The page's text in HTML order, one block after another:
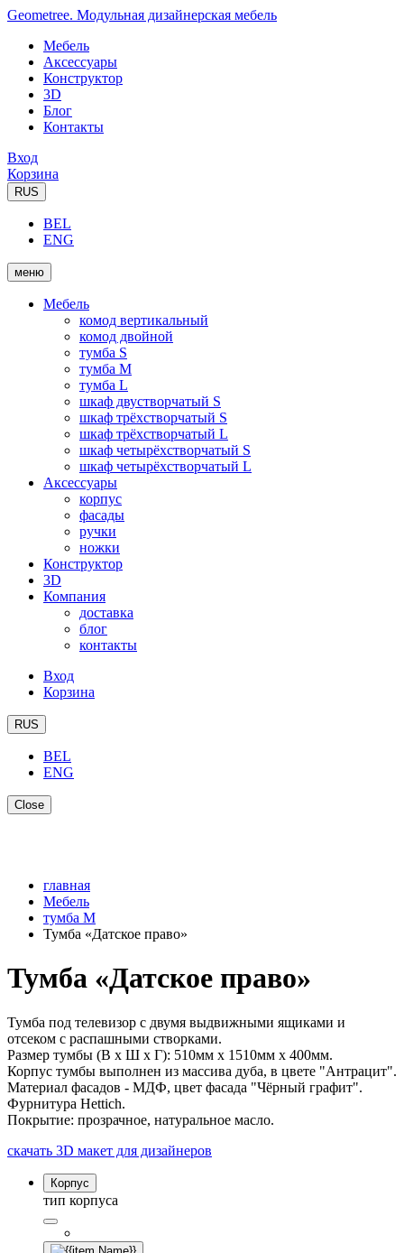
Geometree. Модульная дизайнерская мебель
Мебель
Аксессуары
Конструктор
3D
Блог
Контакты
Вход
Корзина
RUS
BEL
ENG
меню
Мебель
комод вертикальный
комод двойной
тумба S
тумба M
тумба L
шкаф двустворчатый S
шкаф трёхстворчатый S
шкаф трёхстворчатый L
шкаф четырёхстворчатый S
шкаф четырёхстворчатый L
Аксессуары
корпус
фасады
ручки
ножки
Конструктор
3D
Компания
доставка
блог
контакты
Вход
Корзина
RUS
BEL
ENG
Close
главная
Мебель
тумба M
Тумба «Датское право»
Тумба «Датское право»
Тумба под телевизор с двумя выдвижными ящиками и
отсеком с распашными створками.
Размер тумбы (В х Ш х Г): 510мм x 1510мм x 400мм.
Корпус тумбы выполнен из массива дуба, в цвете "Антрацит".
Материал фасадов - МДФ, цвет фасада "Чёрный графит".
Фурнитура Hettich.
Покрытие: прозрачное, натуральное масло.
скачать 3D макет для дизайнеров
Корпус
тип корпуса